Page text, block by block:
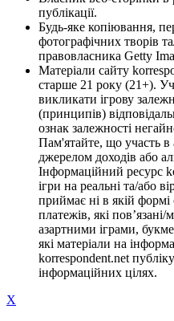
публікації.
Будь-яке копіювання,
фотографічних творів
правовласника Getty
Матеріали сайту
старше 21 року (21+).
викликати ігрову
(принципів)
ознак залежності
Пам'ятайте, що участь в
джерелом доходів або
Інформаційний ресурс
ігри на реальні та/або
приймає ні в якій
платежів, які
азартними іграми,
які матеріали на
korrespondent.net
інформаційних цілях.
X